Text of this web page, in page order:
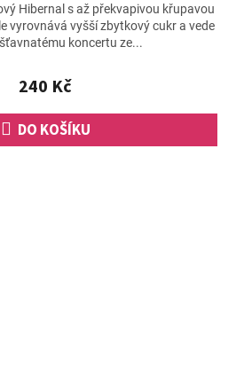
240 Kč
DO KOŠÍKU
Hibernal s až překvapivou křupavou
vyrovnává vyšší zbytkový cukr a vede
koncertu ze...